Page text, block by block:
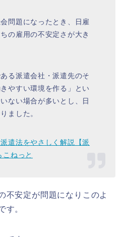
問題になったとき、日雇
の雇用の不安定さが大き
る派遣会社・派遣先のそ
やすい環境を作る」とい
ない場合が多いとし、日
ました。
遣法をやさしく解説【派
ねっと
不安定が問題になりこのよ
す。